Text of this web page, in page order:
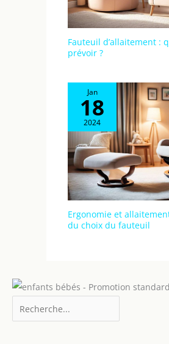
Fauteuil d’allaitement :
prévoir ?
Jan
18
2024
Ergonomie et
du choix du fauteuil